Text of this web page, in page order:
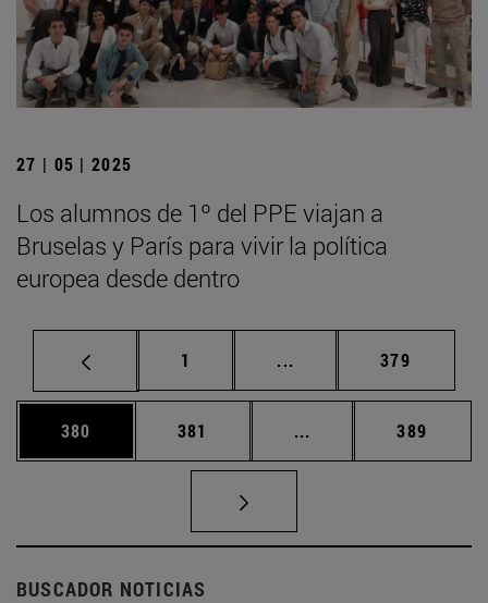
27 | 05 | 2025
Los alumnos de 1º del PPE viajan a
Bruselas y París para vivir la política
europea desde dentro
Página
1 ... Páginas intermedias
Página
379
Página
380 Página
381 ... Páginas intermedias
Página
389
BUSCADOR NOTICIAS